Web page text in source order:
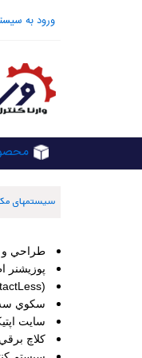
ورود به
سیستمهای
طراحي و
پوزيشنر
(ContactLess) جوي استيك مغناطيسي
سكوي سه
سايت
كلاچ